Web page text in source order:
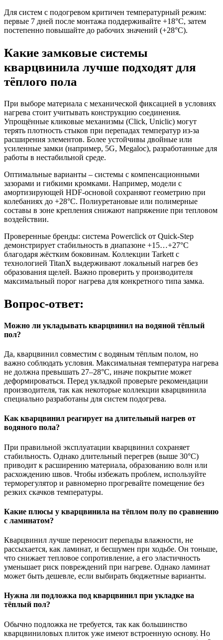
Для систем с подогревом критичен температурный режим:
первые 7 дней после монтажа поддерживайте +18°C, затем
постепенно повышайте до рабочих значений (+28°C).
Какие замковые системы
кварцвинила лучше подходят для
тёплого пола
При выборе материала с механической фиксацией в условиях
нагрева стоит учитывать конструкцию соединения.
Упрощённые кликовые механизмы (Click, Uniclic) могут
терять плотность стыков при перепадах температур из-за
расширения элементов. Более устойчивы двойные или
усиленные замки (например, 5G, Megaloc), разработанные для
работы в нестабильной среде.
Оптимальные варианты – системы с компенсационными
зазорами и гибкими кромками. Например, модели с
амортизирующей HDF-основой сохраняют геометрию при
колебаниях до +28°C. Полиуретановые или полимерные
составы в зоне крепления снижают напряжение при тепловом
воздействии.
Проверенные бренды: система Powerclick от Quick-Step
демонстрирует стабильность в диапазоне +15…+27°C
благодаря жёстким боковинам. Коллекции Tarkett с
технологией TitanX выдерживают локальный нагрев без
образования щелей. Важно проверить у производителя
максимальный порог нагрева для конкретного типа замка.
Вопрос-ответ:
Можно ли укладывать кварцвинил на водяной тёплый
пол?
Да, кварцвинил совместим с водяным тёплым полом, но
важно соблюдать условия. Максимальная температура нагрева
не должна превышать 27–28°C, иначе покрытие может
деформироваться. Перед укладкой проверьте рекомендации
производителя, так как некоторые коллекции кварцвинила
специально разработаны для систем подогрева.
Как кварцвинил реагирует на длительный нагрев от
водяного пола?
При правильной эксплуатации кварцвинил сохраняет
стабильность. Однако длительный перегрев (выше 30°C)
приводит к расширению материала, образованию волн или
расхождению швов. Чтобы избежать проблем, используйте
терморегулятор и равномерно прогревайте помещение без
резких скачков температуры.
Какие плюсы у кварцвинила на тёплом полу по сравнению
с ламинатом?
Кварцвинил лучше переносит перепады влажности, не
рассыхается, как ламинат, и бесшумен при ходьбе. Он тоньше,
что снижает тепловое сопротивление, а его эластичность
уменьшает риск повреждений при нагреве. Однако ламинат
может быть дешевле, если выбирать бюджетные варианты.
Нужна ли подложка под кварцвинил при укладке на
тёплый пол?
Обычно подложка не требуется, так как большинство
кварцвиниловых плиток уже имеют встроенную основу. Но